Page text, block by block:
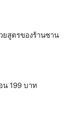
สูตรของร้านซาน
น 199 บาท